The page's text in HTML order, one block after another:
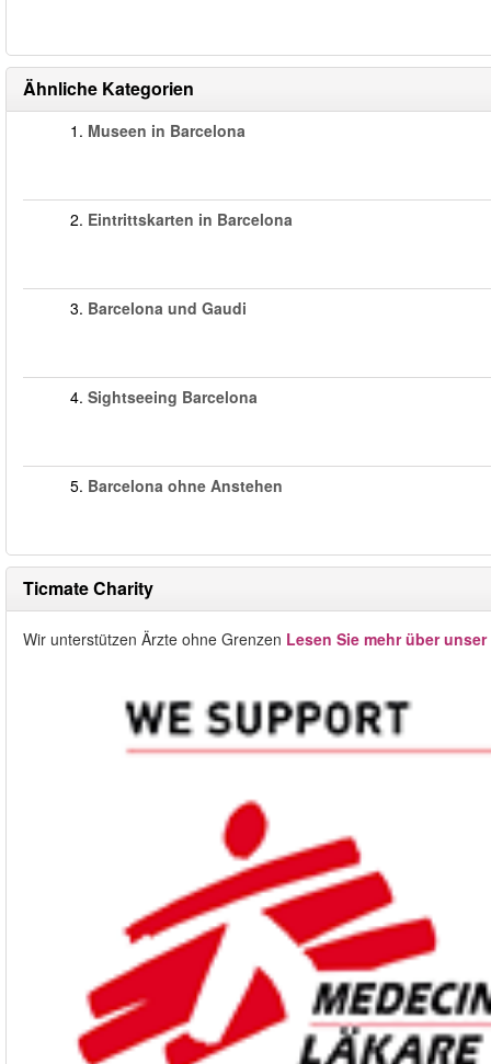
Ähnliche Kategorien
1. Museen in Barcelona
2. Eintrittskarten in Barcelona
3. Barcelona und Gaudi
4. Sightseeing Barcelona
5. Barcelona ohne Anstehen
Ticmate Charity
Wir unterstützen Ärzte ohne Grenzen Lesen Sie mehr über